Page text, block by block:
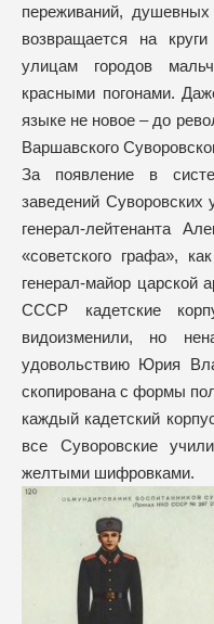
переживаний,
возвращается на
улицам городов
красными погонами.
языке не новое – до
Варшавского
За появление в
заведений
генерал-лейтенанта
«советского графа»,
генерал-майор царской
СССР кадетские
видоизменили, но
удовольствию Юрия
скопирована с формы
каждый кадетский
все Суворовские
желтыми шифровками.